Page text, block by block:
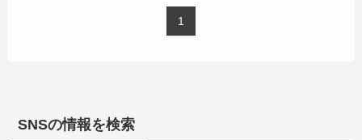
1
SNSの情報を検索